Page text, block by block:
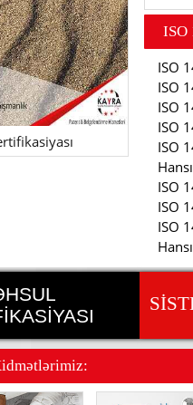
ISO
ISO
ISO
ISO
ISO
ISO
ISO
ISO
ISO
ətlərimiz: